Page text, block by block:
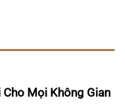
Mọi Không Gian